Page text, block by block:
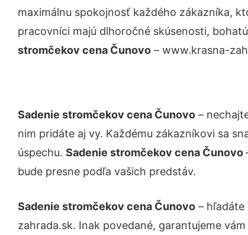
maximálnu spokojnosť každého zákazníka,
pracovníci majú dlhoročné skúsenosti,
stromčekov cena Čunovo – www.krasna-
Sadenie stromčekov cena Čunovo –
nim pridáte aj vy. Každému zákazníkovi sa
úspechu. Sadenie stromčekov cena Čunovo
bude presne podľa vašich predstáv.
Sadenie stromčekov cena Čunovo –
zahrada.sk. Inak povedané, garantujeme